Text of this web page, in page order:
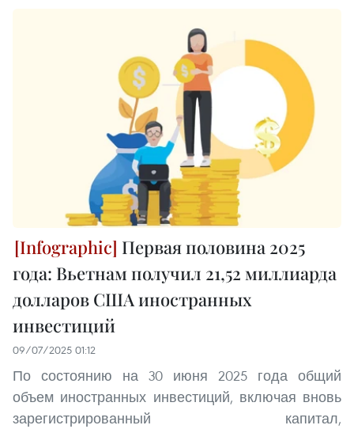
Первая половина 2025
года: Вьетнам получил 21,52 миллиарда
долларов США иностранных
инвестиций
09/07/2025 01:12
По состоянию на 30 июня 2025 года общий
объем иностранных инвестиций, включая вновь
зарегистрированный капитал,